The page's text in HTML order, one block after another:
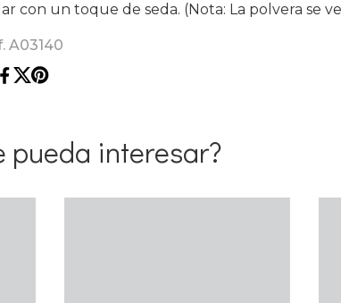
con un toque de seda. (Nota: La polvera se
A03140
pueda interesar?